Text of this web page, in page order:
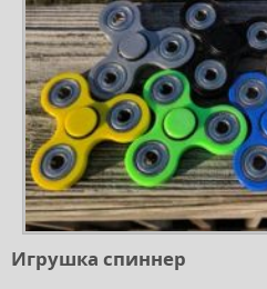
Игрушка спиннер